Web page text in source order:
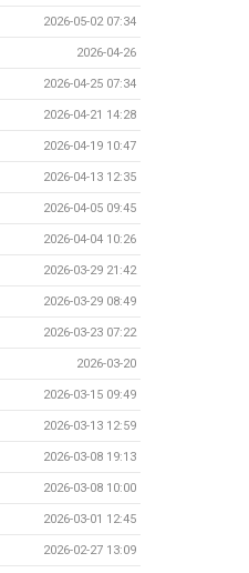
2026-05-02 07:34
2026-04-26
2026-04-25 07:34
2026-04-21 14:28
2026-04-19 10:47
2026-04-13 12:35
2026-04-05 09:45
2026-04-04 10:26
2026-03-29 21:42
2026-03-29 08:49
2026-03-23 07:22
2026-03-20
2026-03-15 09:49
2026-03-13 12:59
2026-03-08 19:13
2026-03-08 10:00
2026-03-01 12:45
2026-02-27 13:09